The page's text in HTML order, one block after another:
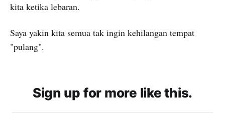
kita ketika lebaran.
Saya yakin kita semua tak ingin kehilangan tempat
"pulang".
Sign up for more like this.